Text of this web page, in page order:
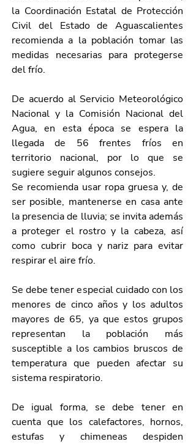
la Coordinación Estatal de Protección
Civil del Estado de Aguascalientes
recomienda a la población tomar las
medidas necesarias para protegerse
del frío.
De acuerdo al Servicio Meteorológico
Nacional y la Comisión Nacional del
Agua, en esta época se espera la
llegada de 56 frentes fríos en
territorio nacional, por lo que se
sugiere seguir algunos consejos.
Se recomienda usar ropa gruesa y, de
ser posible, mantenerse en casa ante
la presencia de lluvia; se invita además
a proteger el rostro y la cabeza, así
como cubrir boca y nariz para evitar
respirar el aire frío.
Se debe tener especial cuidado con los
menores de cinco años y los adultos
mayores de 65, ya que estos grupos
representan la población más
susceptible a los cambios bruscos de
temperatura que pueden afectar su
sistema respiratorio.
De igual forma, se debe tener en
cuenta que los calefactores, hornos,
estufas y chimeneas despiden